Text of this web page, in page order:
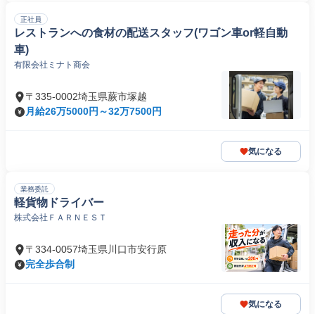
正社員
レストランへの食材の配送スタッフ(ワゴン車or軽自動
車)
有限会社ミナト商会
〒335-0002埼玉県蕨市塚越
月給26万5000円～32万7500円
気になる
業務委託
軽貨物ドライバー
株式会社ＦＡＲＮＥＳＴ
〒334-0057埼玉県川口市安行原
完全歩合制
気になる